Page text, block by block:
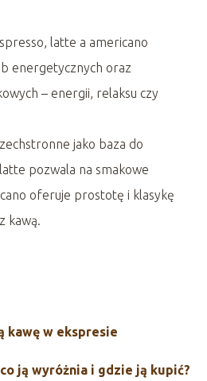
latte a americano
energetycznych oraz
– energii, relaksu czy
jako baza do
pozwala na smakowe
oferuje prostotę i klasykę
kawą.
kawę w ekspresie
ją wyróżnia i gdzie ją kupić?